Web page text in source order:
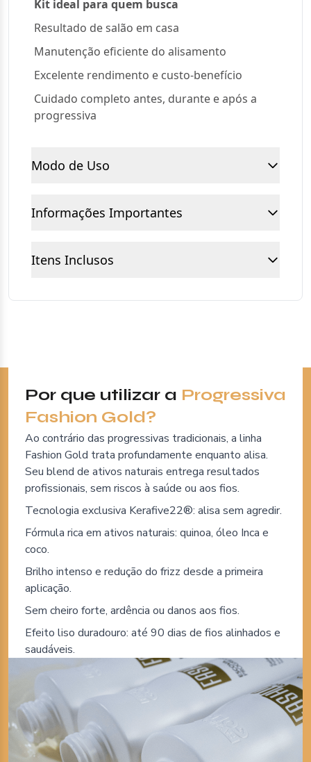
Kit ideal para quem busca
Resultado de salão em casa
Manutenção eficiente do alisamento
Excelente rendimento e custo-benefício
Cuidado completo antes, durante e após a
progressiva
Modo de Uso
Informações Importantes
Itens Inclusos
Por que utilizar a Progressiva
Fashion Gold?
Ao contrário das progressivas tradicionais, a linha
Fashion Gold trata profundamente enquanto alisa.
Seu blend de ativos naturais entrega resultados
profissionais, sem riscos à saúde ou aos fios.
Tecnologia exclusiva Kerafive22®: alisa sem agredir.
Fórmula rica em ativos naturais: quinoa, óleo Inca e
coco.
Brilho intenso e redução do frizz desde a primeira
aplicação.
Sem cheiro forte, ardência ou danos aos fios.
Efeito liso duradouro: até 90 dias de fios alinhados e
saudáveis.